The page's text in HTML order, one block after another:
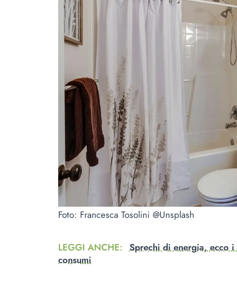
Foto: Francesca Tosolini @Unsplash
LEGGI ANCHE: Sprechi di energia, ecco
consumi